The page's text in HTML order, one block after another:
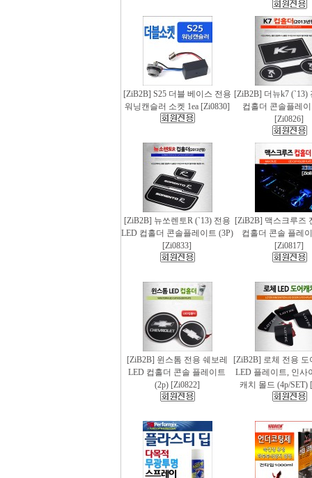
[ZiB2B] S25 더블 베이스 전용
워닝캔슬러 소켓 1ea [Zi0830]
[ZiB2B] 더뉴k7 (`13)
컵홀더 콘솔플레
[Zi0826]
[ZiB2B] 뉴쏘렌토R (`13) 전용
LED 컵홀더 콘솔플레이트 (3P)
[Zi0833]
[ZiB2B] 맥스크루즈
컵홀더 콘솔 플레
[Zi0817]
[ZiB2B] 윈스톰 전용 쉐보레
LED 컵홀더 콘솔 플레이트
(2p) [Zi0822]
[ZiB2B] 로체 전용 도
LED 플레이트, 인사
캐치 몰드 (4p/SET)